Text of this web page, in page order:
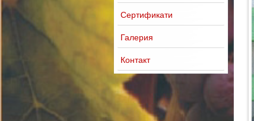
Сертификати
Галерия
Контакт